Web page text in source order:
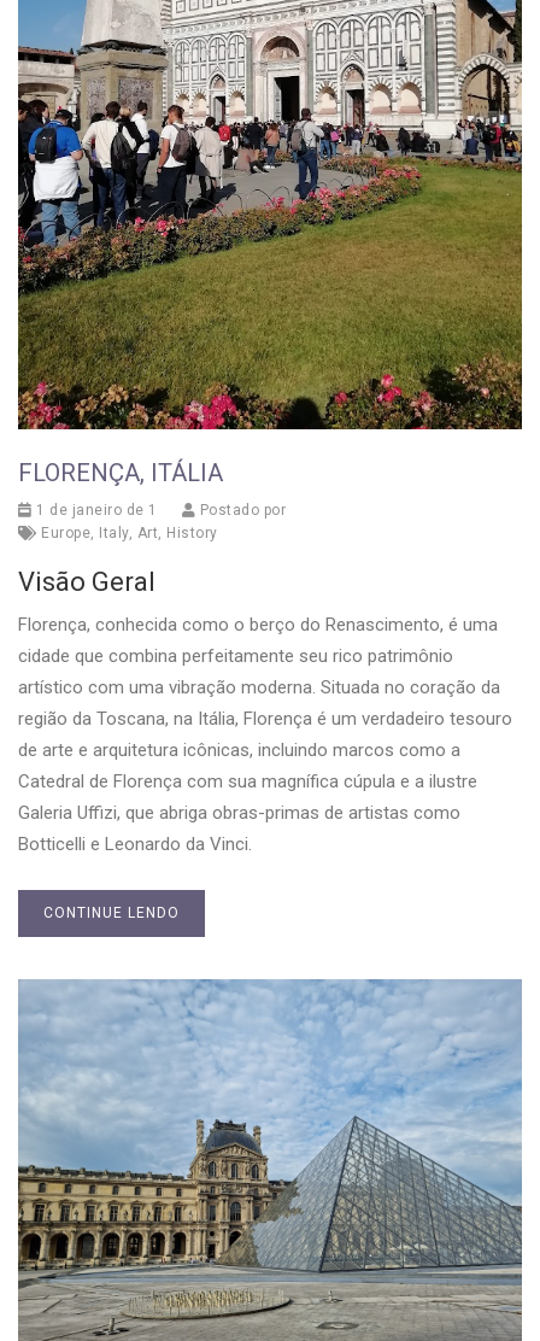
FLORENÇA, ITÁLIA
1 de janeiro de 1
Postado por
Europe Italy, Art History
Visão Geral
Florença, conhecida como o berço do Renascimento, é uma
cidade que combina perfeitamente seu rico patrimônio
artístico com uma vibração moderna. Situada no coração da
região da Toscana, na Itália, Florença é um verdadeiro tesouro
de arte e arquitetura icônicas, incluindo marcos como a
Catedral de Florença com sua magnífica cúpula e a ilustre
Galeria Uffizi, que abriga obras-primas de artistas como
Botticelli e Leonardo da Vinci.
CONTINUE LENDO